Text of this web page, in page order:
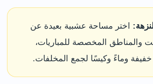
اختر مساحة عشبية بعيدة عن
والمناطق المخصصة للمباريات،
وماءً وكيسًا لجمع المخلفات.